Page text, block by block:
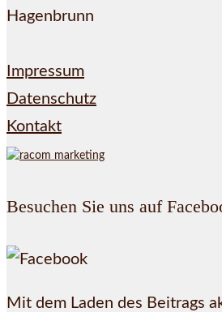
Hagenbrunn
Impressum
Datenschutz
Kontakt
Besuchen Sie uns auf
Mit dem Laden des Beitrags